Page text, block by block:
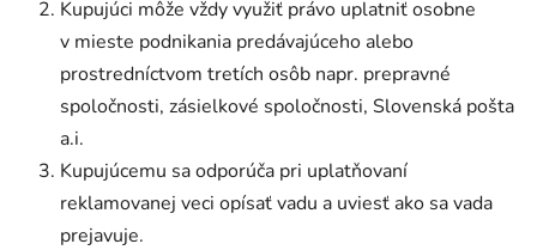
Kupujúci môže vždy využiť právo uplatniť osobne
v mieste podnikania predávajúceho alebo
prostredníctvom tretích osôb napr. prepravné
spoločnosti, zásielkové spoločnosti, Slovenská pošta
a.i.
Kupujúcemu sa odporúča pri uplatňovaní
reklamovanej veci opísať vadu a uviesť ako sa vada
prejavuje.